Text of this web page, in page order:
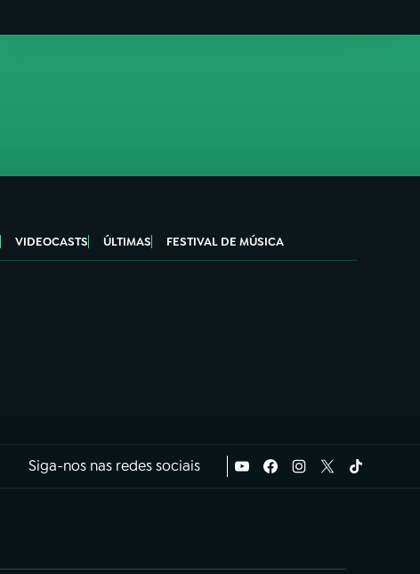
VIDEOCASTS ÚLTIMAS FESTIVAL DE MÚSICA
Siga-nos nas redes sociais